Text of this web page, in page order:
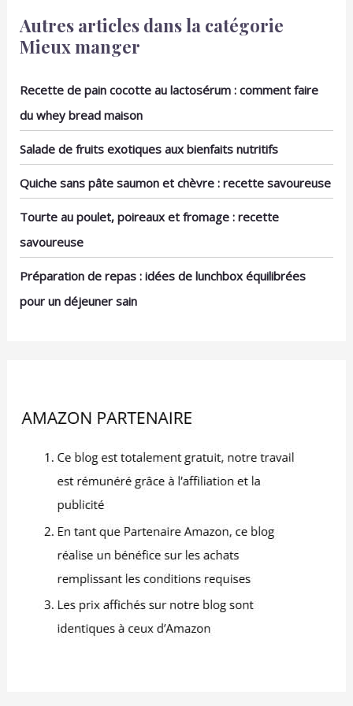
présentation des plats
en restauration avec un
l'esthétique des plats et
diamètre 22,4 cm (9
répond aux besoins
de présentation.
Autres articles dans la catégorie
Mieux manger
Recette de pain cocotte au lactosérum : comment faire
du whey bread maison
Salade de fruits exotiques aux bienfaits nutritifs
Quiche sans pâte saumon et chèvre : recette savoureuse
Tourte au poulet, poireaux et fromage : recette
savoureuse
Préparation de repas : idées de lunchbox équilibrées
pour un déjeuner sain